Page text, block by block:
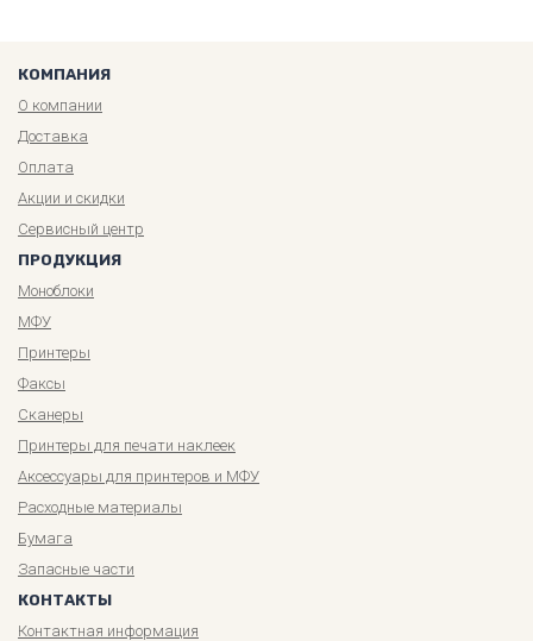
КОМПАНИЯ
О компании
Доставка
Оплата
Акции и скидки
Сервисный центр
ПРОДУКЦИЯ
Моноблоки
МФУ
Принтеры
Факсы
Сканеры
Принтеры для печати наклеек
Аксессуары для принтеров и МФУ
Расходные материалы
Бумага
Запасные части
КОНТАКТЫ
Контактная информация